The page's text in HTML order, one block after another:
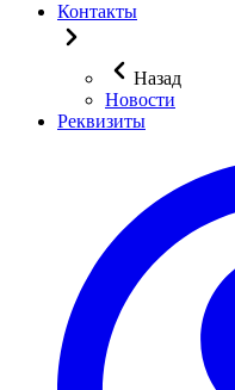
Контакты
Назад
Новости
Реквизиты